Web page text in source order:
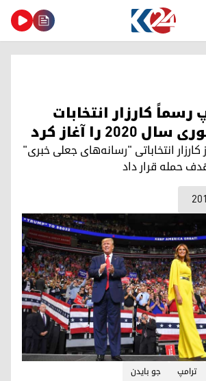
رسماً کارزار انتخابات
را آغاز کرد
کارزار انتخاباتی "رسانه‌های جعلی خبری"
حمله قرار داد
ترامپ جو بایدن